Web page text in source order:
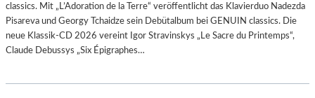
classics. Mit „L’Adoration de la Terre“ veröffentlicht das Klavierduo Nadezda
Pisareva und Georgy Tchaidze sein Debütalbum bei GENUIN classics. Die
neue Klassik-CD 2026 vereint Igor Stravinskys „Le Sacre du Printemps“,
Claude Debussys „Six Épigraphes…